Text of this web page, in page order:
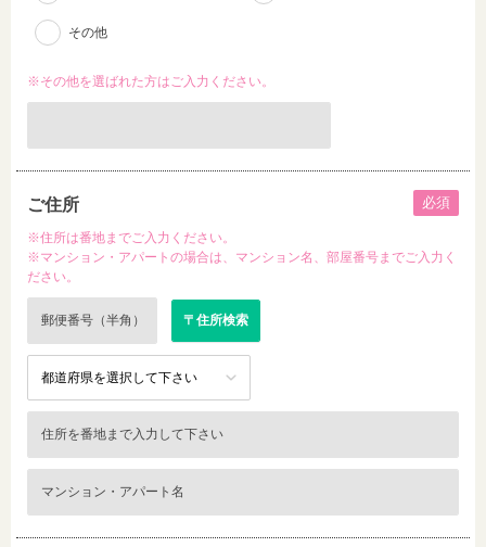
その他
※その他を選ばれた方はご入力ください。
ご住所 必須
※住所は番地までご入力ください。
※マンション・アパートの場合は、マンション名、部屋番号までご入力く
ださい。